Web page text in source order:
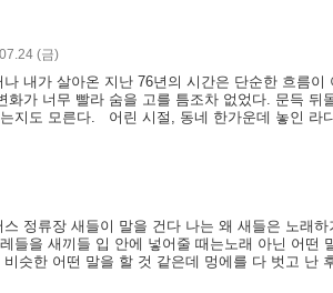
(금)
내가 살아온 지난 76년의 시간은 단순한 흐름
가 너무 빨라 숨을 고를 틈조차 없었다. 문득 뒤
지도 모른다. 어린 시절, 동네 한가운데 놓인 라
정류장 새들이 말을 건다 나는 왜 새들은 노래
들을 새끼들 입 안에 넣어줄 때는노래 아닌 어떤
슷한 어떤 말을 할 것 같은데 멍에를 다 벗고 난